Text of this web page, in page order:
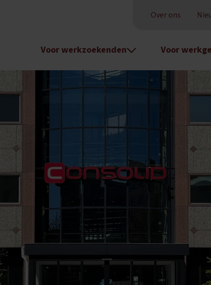
Over ons
Voor werkzoekenden Voor